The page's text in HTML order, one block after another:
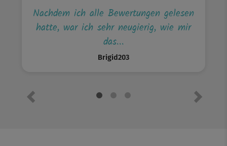
Nachdem ich alle Bewertungen gelesen
hatte, war ich sehr neugierig, wie mir
das...
Brigid203
Vorheriges Element